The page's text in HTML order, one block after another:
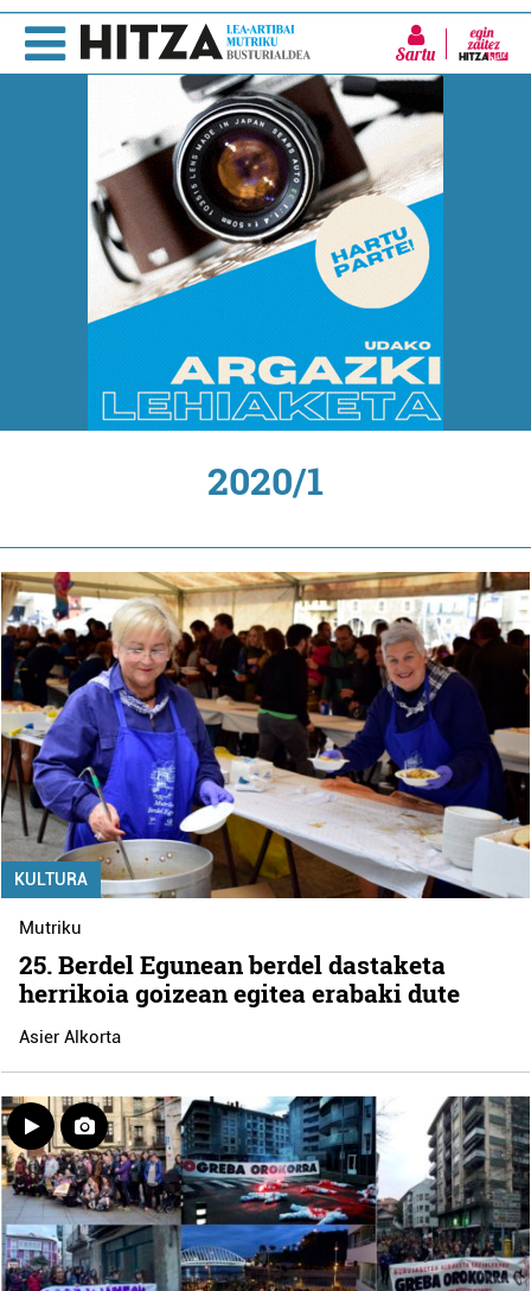
Sartu
2020/1
KULTURA
Mutriku
25. Berdel Egunean berdel dastaketa
herrikoia goizean egitea erabaki dute
Asier Alkorta